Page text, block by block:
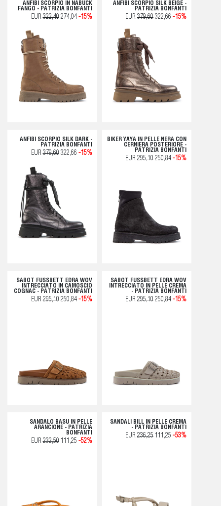
ANFIBI SCORPIO IN NABUCK
FANGO - PATRIZIA BONFANTI
EUR322,40274,04 -15%
ANFIBI SCORPIO SILK BEIGE -
PATRIZIA BONFANTI
EUR 379,60 322,66 -15%
ANFIBI SCORPIO SILK DARK -
PATRIZIA BONFANTI
EUR379,60322,66 -15%
BIKER YAYA IN PELLE NERA CON
CERNIERA POSTERIORE -
PATRIZIA BONFANTI
EUR 295,10 250,84 -15%
SABOT FUSSBETT EDRA WOV
INTRECCIATO IN CAMOSCIO
COGNAC - PATRIZIA BONFANTI
EUR295,10250,84 -15%
SABOT FUSSBETT EDRA WOV
INTRECCIATO IN PELLE CREMA
- PATRIZIA BONFANTI
EUR 295,10 250,84 -15%
SANDALO BASU IN PELLE
ARANCIONE - PATRIZIA
BONFANTI
EUR232,50111,25 -52%
SANDALI BILL IN PELLE CREMA
- PATRIZIA BONFANTI
EUR 236,25 111,25 -53%